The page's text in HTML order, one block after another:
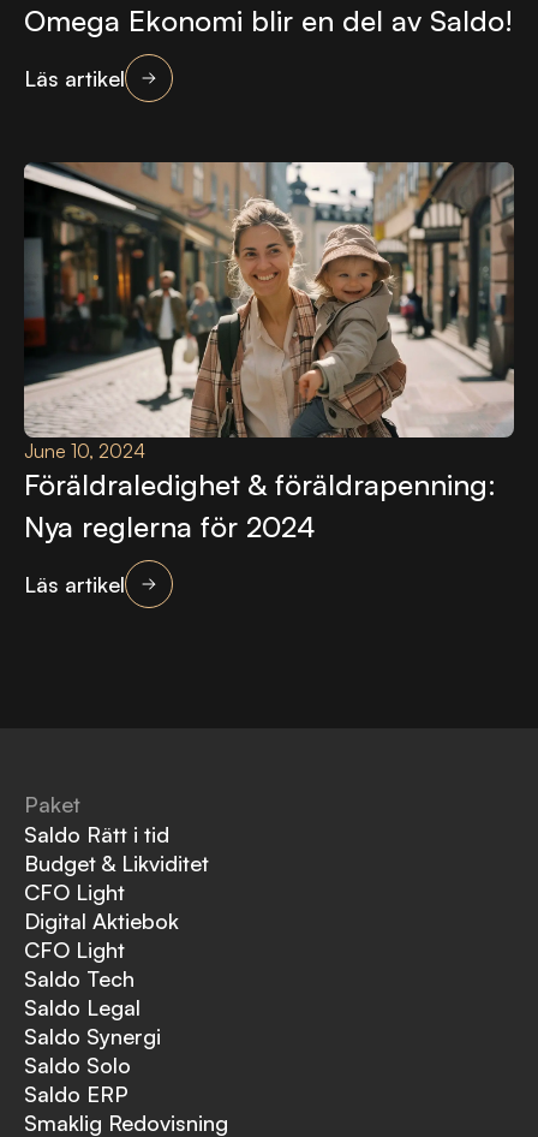
Omega Ekonomi blir en del av Saldo!
Läs artikel
June 10, 2024
Föräldraledighet & föräldrapenning:
Nya reglerna för 2024
Läs artikel
Paket
Saldo Rätt i tid
Budget & Likviditet
CFO Light
Digital Aktiebok
CFO Light
Saldo Tech
Saldo Legal
Saldo Synergi
Saldo Solo
Saldo ERP
Smaklig Redovisning